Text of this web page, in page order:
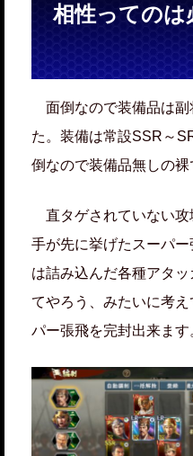
相性ってのは
面倒なので装備品は副
た。装備は常設SSR～
倒なので装備品無しの裸
直タゲされていない攻
手が先に挙げたスーパ
は詰み込んだ各種アタ
てやろう、みたいに考
パー張飛を完封出来ます